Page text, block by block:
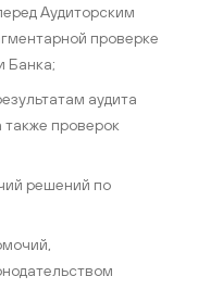
Аудиторским
проверке
Банка;
аудита
также проверок
решений по